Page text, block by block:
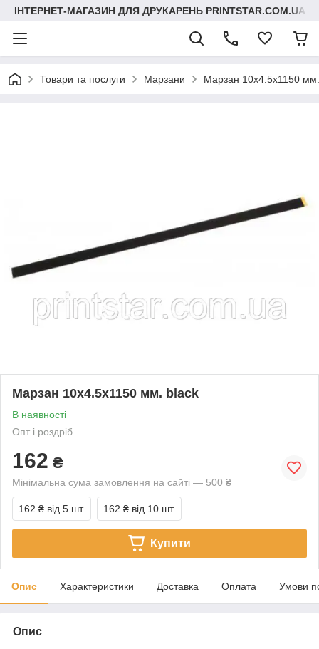
ІНТЕРНЕТ-МАГАЗИН ДЛЯ ДРУКАРЕНЬ PRINTSTAR.COM.UA
Товари та послуги Марзани Марзан 10х4.5х1150
Марзан 10х4.5х1150 мм. black
В наявності
Опт і роздріб
162 ₴
Мінімальна сума замовлення на сайті — 500 ₴
162 ₴ від 5 шт. 162 ₴ від 10 шт.
Купити
Опис Характеристики Доставка Оплата Умови
Опис